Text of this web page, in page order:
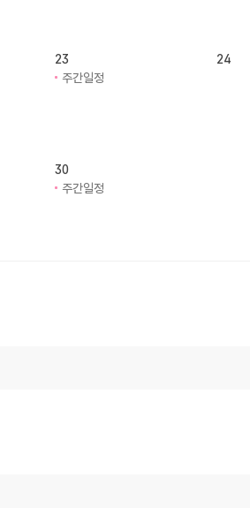
23
주간일정
24
30
주간일정